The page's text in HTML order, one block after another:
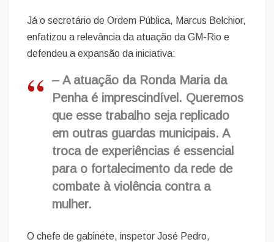
Já o secretário de Ordem Pública, Marcus Belchior,
enfatizou a relevância da atuação da GM-Rio e
defendeu a expansão da iniciativa:
– A atuação da Ronda Maria da
Penha é imprescindível. Queremos
que esse trabalho seja replicado
em outras guardas municipais. A
troca de experiências é essencial
para o fortalecimento da rede de
combate à violência contra a
mulher.
O chefe de gabinete, inspetor José Pedro,